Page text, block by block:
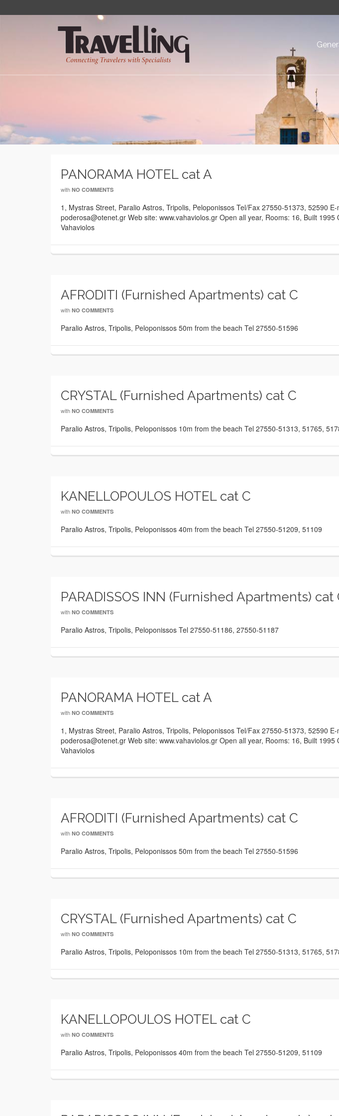
PANORAMA HOTEL cat A
with NO COMMENTS
1, Mystras Street, Paralio Astros, Tripolis, Peloponissos Tel/Fax 27550-51373, 52590
poderosa@otenet.gr Web site: www.vahaviolos.gr Open all year, Rooms: 16, Built
Vahaviolos
AFRODITI (Furnished Apartments) cat C
with NO COMMENTS
Paralio Astros, Tripolis, Peloponissos 50m from the beach Tel 27550-51596
CRYSTAL (Furnished Apartments) cat C
with NO COMMENTS
Paralio Astros, Tripolis, Peloponissos 10m from the beach Tel 27550-51313, 51765,
KANELLOPOULOS HOTEL cat C
with NO COMMENTS
Paralio Astros, Tripolis, Peloponissos 40m from the beach Tel 27550-51209, 51109
PARADISSOS INN (Furnished Apartments) cat
with NO COMMENTS
Paralio Astros, Tripolis, Peloponissos Tel 27550-51186, 27550-51187
PANORAMA HOTEL cat A
with NO COMMENTS
1, Mystras Street, Paralio Astros, Tripolis, Peloponissos Tel/Fax 27550-51373, 52590
poderosa@otenet.gr Web site: www.vahaviolos.gr Open all year, Rooms: 16, Built
Vahaviolos
AFRODITI (Furnished Apartments) cat C
with NO COMMENTS
Paralio Astros, Tripolis, Peloponissos 50m from the beach Tel 27550-51596
CRYSTAL (Furnished Apartments) cat C
with NO COMMENTS
Paralio Astros, Tripolis, Peloponissos 10m from the beach Tel 27550-51313, 51765,
KANELLOPOULOS HOTEL cat C
with NO COMMENTS
Paralio Astros, Tripolis, Peloponissos 40m from the beach Tel 27550-51209, 51109